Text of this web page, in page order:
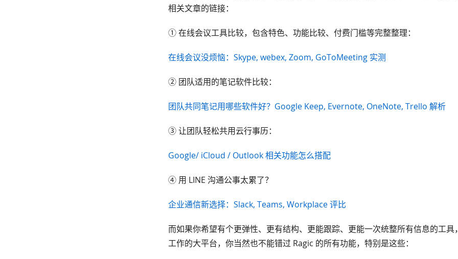
相关文章的链接：
① 在线会议工具比较，包含特色、功能比较、付费门槛等完整整理：
在线会议没烦恼：Skype, webex, Zoom, GoToMeeting 实测
② 团队适用的笔记软件比较：
团队共同笔记用哪些软件好？Google Keep, Evernote, OneNote, Trello 解析
③ 让团队轻松共用云行事历：
Google/ iCloud / Outlook 相关功能怎么搭配
④ 用 LINE 沟通公事太累了？
企业通信新选择：Slack, Teams, Workplace 评比
而如果你希望有个更弹性、更有结构、更能跟踪、更能一次统整所有信息的工具
工作的大平台，你当然也不能错过 Ragic 的所有功能，特别是这些：